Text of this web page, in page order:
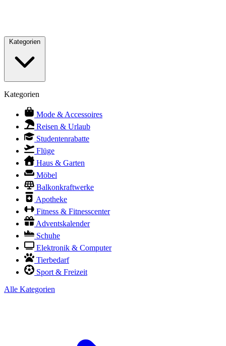
Kategorien
Mode & Accessoires
Reisen & Urlaub
Studentenrabatte
Flüge
Haus & Garten
Möbel
Balkonkraftwerke
Apotheke
Fitness & Fitnesscenter
Adventskalender
Schuhe
Elektronik & Computer
Tierbedarf
Sport & Freizeit
Alle Kategorien